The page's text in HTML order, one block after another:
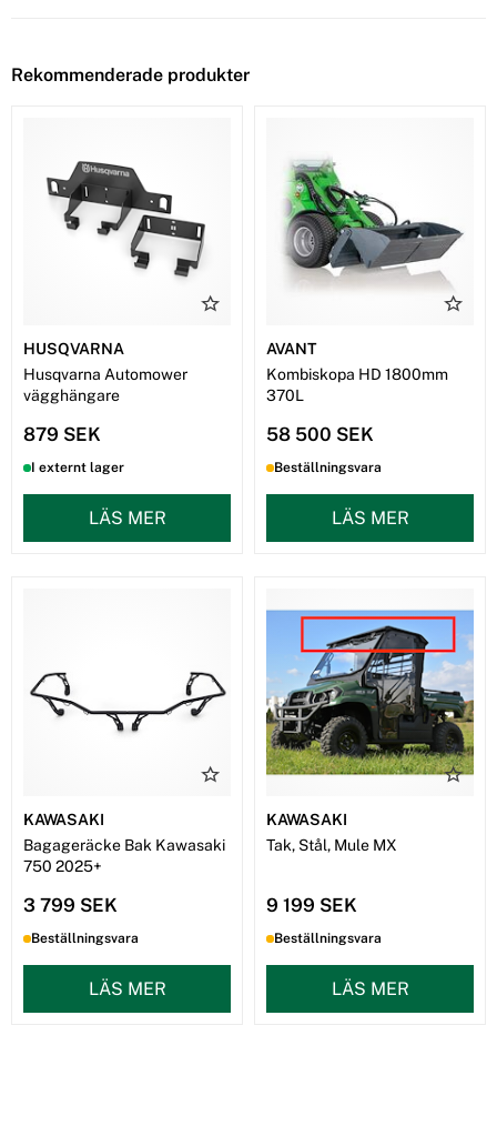
Rekommenderade produkter
HUSQVARNA
Husqvarna Automower
vägghängare
879 SEK
I externt lager
LÄS MER
AVANT
Kombiskopa HD 1800mm
370L
58 500 SEK
Beställningsvara
LÄS MER
KAWASAKI
Bagageräcke Bak Kawasaki
750 2025+
3 799 SEK
Beställningsvara
LÄS MER
KAWASAKI
Tak, Stål, Mule MX
9 199 SEK
Beställningsvara
LÄS MER